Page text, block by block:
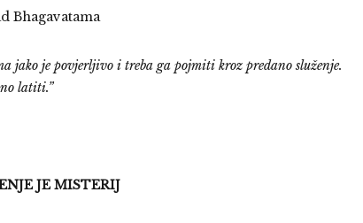
Bhagavatama
jako je povjerljivo i treba ga pojmiti kroz predano služenje.
latiti.”
JE MISTERIJ